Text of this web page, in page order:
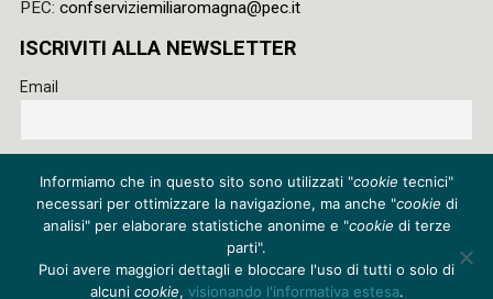
PEC: confserviziemiliaromagna@pec.it
ISCRIVITI ALLA NEWSLETTER
Email
al trattamento dei miei dati
Privacy policy
Cookie policy
Credits
Informiamo che in questo sito sono utilizzati "cookie tecnici"
necessari per ottimizzare la navigazione, ma anche "cookie di
analisi" per elaborare statistiche anonime e "cookie di terze
parti".
Puoi avere maggiori dettagli e bloccare l'uso di tutti o solo di
alcuni cookie, visionando l'informativa estesa.